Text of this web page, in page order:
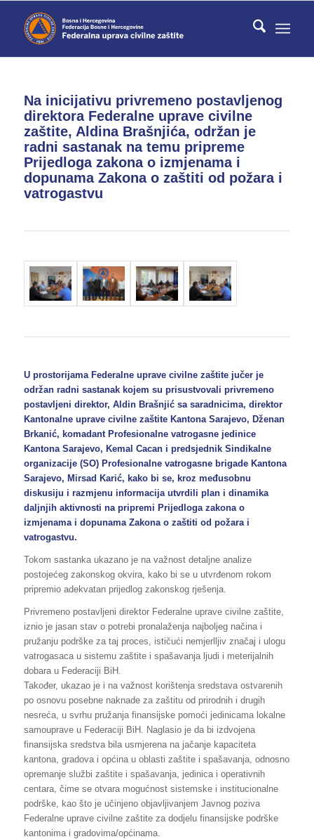
Na inicijativu privremeno postavljenog
direktora Federalne uprave civilne
zaštite, Aldina Brašnjića, održan je
radni sastanak na temu pripreme
Prijedloga zakona o izmjenama i
dopunama Zakona o zaštiti od požara i
vatrogastvu
U prostorijama Federalne uprave civilne zaštite jučer je
održan radni sastanak kojem su prisustvovali privremeno
postavljeni direktor, Aldin Brašnjić sa saradnicima, direktor
Kantonalne uprave civilne zaštite Kantona Sarajevo, Dženan
Brkanić, komadant Profesionalne vatrogasne jedinice
Kantona Sarajevo, Kemal Cacan i predsjednik Sindikalne
organizacije (SO) Profesionalne vatrogasne brigade Kantona
Sarajevo, Mirsad Karić, kako bi se, kroz međusobnu
diskusiju i razmjenu informacija utvrdili plan i dinamika
daljnjih aktivnosti na pripremi Prijedloga zakona o
izmjenama i dopunama Zakona o zaštiti od požara i
vatrogastvu.
Tokom sastanka ukazano je na važnost detaljne analize
postojećeg zakonskog okvira, kako bi se u utvrđenom rokom
pripremio adekvatan prijedlog zakonskog rješenja.
Privremeno postavljeni direktor Federalne uprave civilne zaštite,
iznio je jasan stav o potrebi pronalaženja najboljeg načina i
pružanju podrške za taj proces, ističući nemjerlljiv značaj i ulogu
vatrogasaca u sistemu zaštite i spašavanja ljudi i meterijalnih
dobara u Federaciji BiH.
Također, ukazao je i na važnost korištenja sredstava ostvarenih
po osnovu posebne naknade za zaštitu od prirodnih i drugih
nesreća, u svrhu pružanja finansijske pomoći jedinicama lokalne
samouprave u Federaciji BiH. Naglasio je da bi izdvojena
finansijska sredstva bila usmjerena na jačanje kapaciteta
kantona, gradova i općina u oblasti zaštite i spašavanja, odnosno
opremanje službi zaštite i spašavanja, jedinica i operativnih
centara, čime se otvara mogućnost sistemske i institucionalne
podrške, kao što je učinjeno objavljivanjem Javnog poziva
Federalne uprave civilne zaštite za dodjelu finansijske podrške
kantonima i gradovima/općinama.